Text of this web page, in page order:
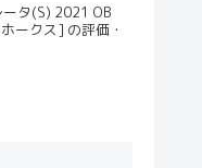
ータ(S) 2021 OB
ークス] の評価・